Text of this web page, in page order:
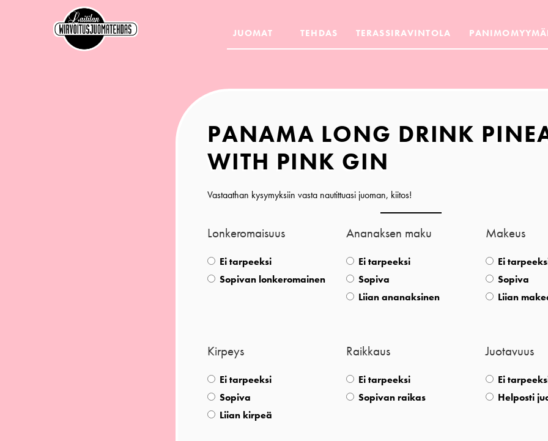
JUOMAT TEHDAS TERASSIRAVINTOLA
PANAMA LONG DRINK
WITH PINK GIN
Vastaathan kysymyksiin vasta nautittuasi juoman, kiitos!
Lonkeromaisuus
Ei tarpeeksi
Sopivan lonkeromainen
Ananaksen maku
Ei tarpeeksi
Sopiva
Liian ananaksinen
Makeus
Ei
Sopiva
Liian
Kirpeys
Ei tarpeeksi
Sopiva
Liian kirpeä
Raikkaus
Ei tarpeeksi
Sopivan raikas
Juotavuus
Ei
Helposti